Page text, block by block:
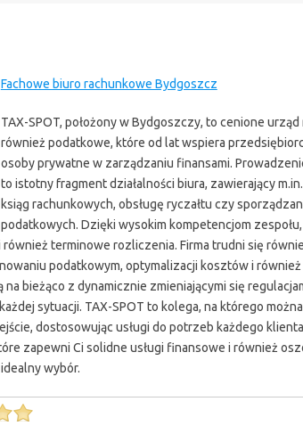
Fachowe biuro rachunkowe Bydgoszcz
TAX-SPOT, położony w Bydgoszczy, to cenione
również podatkowe, które od lat wspiera
osoby prywatne w zarządzaniu finansami.
to istotny fragment działalności biura, zawierający
ksiąg rachunkowych, obsługę ryczałtu czy
podatkowych. Dzięki wysokim kompetencjom
również terminowe rozliczenia. Firma trudni się
podatkowym, optymalizacji kosztów i
na bieżąco z dynamicznie zmieniającymi się
sytuacji. TAX-SPOT to kolega, na którego
dostosowując usługi do potrzeb każdego
zapewni Ci solidne usługi finansowe i również
wybór.